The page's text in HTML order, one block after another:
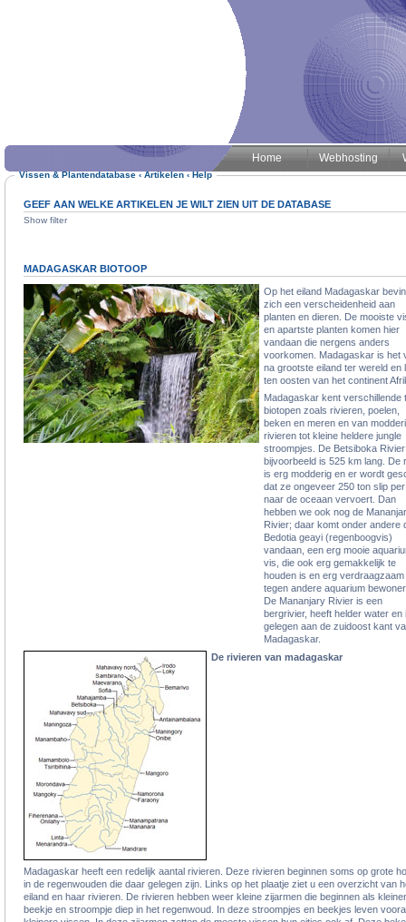
Home Webhosting
Vissen & Plantendatabase ‹ Artikelen ‹ Help
GEEF AAN WELKE ARTIKELEN JE WILT ZIEN UIT DE DATABASE
Show filter
MADAGASKAR BIOTOOP
Op het eiland Madagaskar
zich een verscheidenheid aan
planten en dieren. De mooiste
en apartste planten komen hier
vandaan die nergens anders
voorkomen. Madagaskar is het
na grootste eiland ter wereld en
ten oosten van het continent
Madagaskar kent verschillende
biotopen zoals rivieren, poelen,
beken en meren en van
rivieren tot kleine heldere jungle
stroompjes. De Betsiboka Rivier
bijvoorbeeld is 525 km lang. De
is erg modderig en er wordt
dat ze ongeveer 250 ton slip
naar de oceaan vervoert. Dan
hebben we ook nog de
Rivier; daar komt onder andere
Bedotia geayi (regenboogvis)
vandaan, een erg mooie
vis, die ook erg gemakkelijk te
houden is en erg verdraagzaam
tegen andere aquarium
De Mananjary Rivier is een
bergrivier, heeft helder water en
gelegen aan de zuidoost kant
Madagaskar.
De rivieren van madagaskar
Madagaskar heeft een redelijk aantal rivieren. Deze rivieren beginnen soms op grote
in de regenwouden die daar gelegen zijn. Links op het plaatje ziet u een overzicht van
eiland en haar rivieren. De rivieren hebben weer kleine zijarmen die beginnen als
beekje en stroompje diep in het regenwoud. In deze stroompjes en beekjes leven